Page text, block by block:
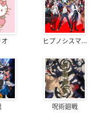
ヒプノシスマ...
呪術廻戦